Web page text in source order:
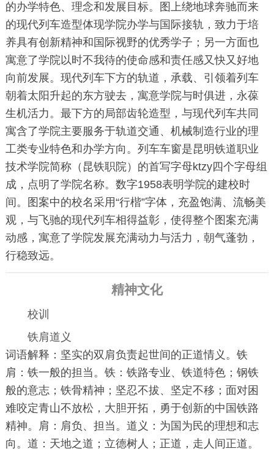
的办学特色、理念和发展目标。图上绕地球奔驰而来
的现代列车造型体现学院办学与国际接轨，致力于培
养具有创新精神和国际视野的优秀学子；另一方面也
寓意了学院以时不我待的使命感和责任感又快又好地
向前发展。现代列车下方的轨道，承载、引领着列车
朝着太阳升起的东方驶去，寓意学院与时俱进，永葆
生机活力。最下方的局部齿轮造型，与现代列车共同
寓含了学院主要服务于轨道交通、机械制造行业的理
工类专业特色和办学方向。列车车窗是昆明铁道职业
技术学院简称（昆铁职院）的首写字母ktzy四个字母组
成，点明了学院名称。数字1958表明学院的建校时
间。图案中的校名采用“行楷”字体，充盈饱满、流畅美
观，与飞驰的现代列车相得益彰，使得整个图案充满
动感，寓意了学院发展充满动力与活力，朝气蓬勃，
行稳致远。
精神文化
校训
铁肩道义
词语解释：坚实的双肩负责起世间的正道情义。铁
肩：铁一般的担当。铁：铁路专业、铁道特色；钢铁
般的意志；铁骨精神；坚忍不拔、坚定不移；面对困
难咬定青山不放松，大胆开拓，勇于创新的中国铁路
精神。肩：肩负、担当。道义：为国为民的理想和志
向。道：天地之道；立德树人；正道，走人间正道。